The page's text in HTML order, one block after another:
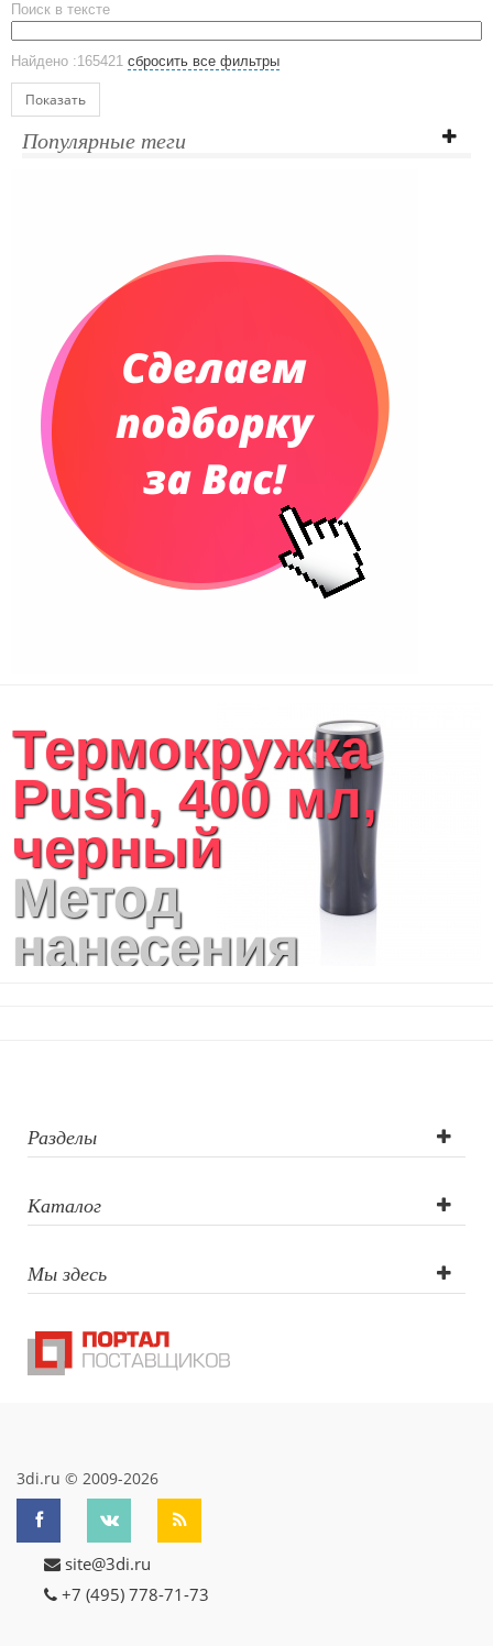
ЕВРОПОСУДА
Аксессуары
Ежедневники и блокноты
Датированные ежедневники
Планинги недатированные
Телефонные книжки
Сумки и Рюкзаки
Сумки для планшетов и ноутбуков
Рюкзаки
Конференц-сумки
Сумки для покупок промо
Несессеры и косметички
Сумки дорожные
Текстиль для ванной комнаты
Кухонные приспособления
Кухонный текстиль
Ножи разделочные доски
Фоторамки и фотоальбомы
Уход за обувью
Игрушки
Шкатулки
Декоративные подушки
Домашний текстиль
Антистрессы
Светоотражатели
Промо-мелочи
Зонты и дождевики
Зонты-трости
Дождевики
Деловые аксессуары
Поиск в тексте
Найдено :165421 сбросить все фильтры
Показать
Популярные теги
Термокружка
Push, 400 мл,
черный
Метод
нанесения
Разделы
Каталог
Мы здесь
3di.ru © 2009-2026
site@3di.ru
+7 (495) 778-71-73